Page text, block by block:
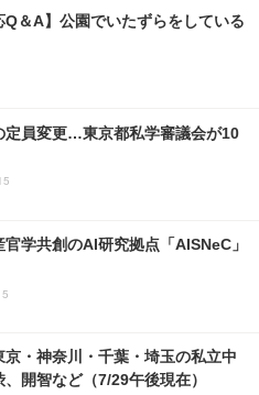
Q＆A】公園でいたずらをしている
定員変更…東京都私学審議会が10
学共創のAI研究拠点「AISNeC」
京・神奈川・千葉・埼玉の私立中
開智など（7/29午後現在）